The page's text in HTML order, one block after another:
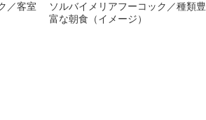
／客室
ソルバイメリアフーコック／種類豊
富な朝食（イメージ）